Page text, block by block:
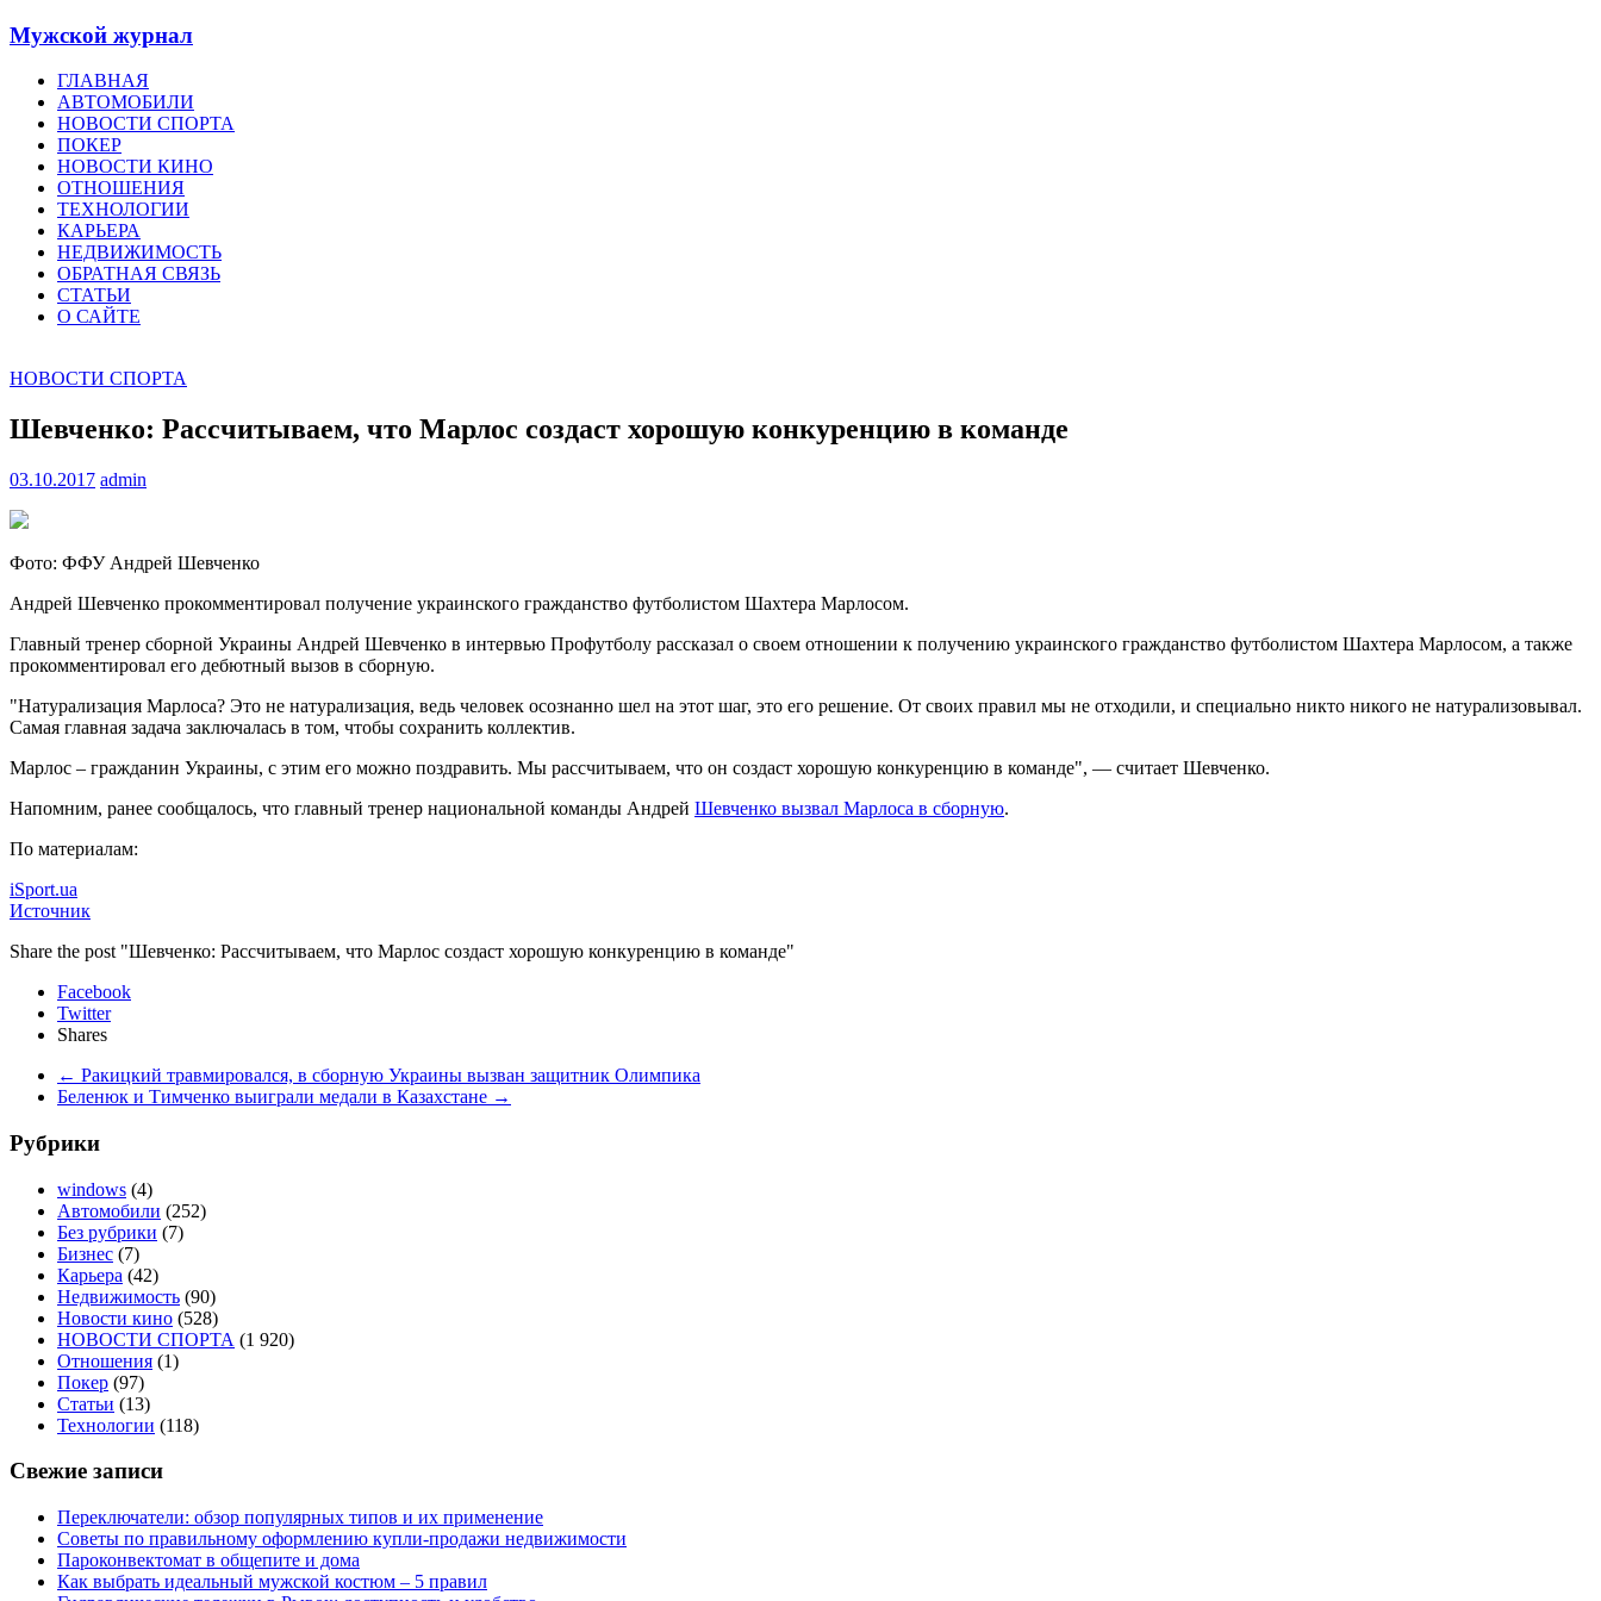
Мужской журнал
ГЛАВНАЯ
АВТОМОБИЛИ
НОВОСТИ СПОРТА
ПОКЕР
НОВОСТИ КИНО
ОТНОШЕНИЯ
ТЕХНОЛОГИИ
КАРЬЕРА
НЕДВИЖИМОСТЬ
ОБРАТНАЯ СВЯЗЬ
СТАТЬИ
О САЙТЕ
НОВОСТИ СПОРТА
Шевченко: Рассчитываем, что Марлос создаст хорошую конкуренцию в команде
03.10.2017 admin
Фото: ФФУ Андрей Шевченко
Андрей Шевченко прокомментировал получение украинского гражданство футболистом Шахтера Марлосом.
Главный тренер сборной Украины Андрей Шевченко в интервью Профутболу рассказал о своем отношении к получению украинского гражданство футболистом Шахтера Марлосом, а также
прокомментировал его дебютный вызов в сборную.
"Натурализация Марлоса? Это не натурализация, ведь человек осознанно шел на этот шаг, это его решение. От своих правил мы не отходили, и специально никто никого не натурализовывал.
Самая главная задача заключалась в том, чтобы сохранить коллектив.
Марлос – гражданин Украины, с этим его можно поздравить. Мы рассчитываем, что он создаст хорошую конкуренцию в команде", — считает Шевченко.
Напомним, ранее сообщалось, что главный тренер национальной команды Андрей Шевченко вызвал Марлоса в сборную.
По материалам:
iSport.ua
Источник
Share the post "Шевченко: Рассчитываем, что Марлос создаст хорошую конкуренцию в команде"
Facebook
Twitter
Shares
← Ракицкий травмировался, в сборную Украины вызван защитник Олимпика
Беленюк и Тимченко выиграли медали в Казахстане →
Рубрики
windows (4)
Автомобили (252)
Без рубрики (7)
Бизнес (7)
Карьера (42)
Недвижимость (90)
Новости кино (528)
НОВОСТИ СПОРТА (1 920)
Отношения (1)
Покер (97)
Статьи (13)
Технологии (118)
Свежие записи
Переключатели: обзор популярных типов и их применение
Советы по правильному оформлению купли-продажи недвижимости
Пароконвектомат в общепите и дома
Как выбрать идеальный мужской костюм – 5 правил